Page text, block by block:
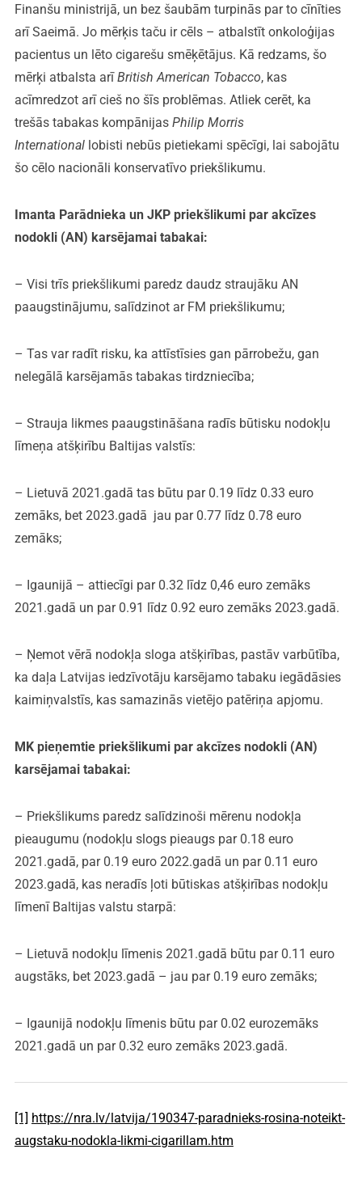
Finanšu ministrijā, un bez šaubām turpinās par to cīnīties
arī Saeimā. Jo mērķis taču ir cēls – atbalstīt onkoloģijas
pacientus un lēto cigarešu smēķētājus. Kā redzams, šo
mērķi atbalsta arīBritish American Tobacco, kas
acīmredzot arī cieš no šīs problēmas. Atliek cerēt, ka
trešās tabakas kompānijas Philip Morris
Internationallobisti nebūs pietiekami spēcīgi, lai sabojātu
šo cēlo nacionāli konservatīvo priekšlikumu.
Imanta Parādnieka un JKP priekšlikumi par akcīzes
nodokli (AN) karsējamai tabakai:
– Visi trīs priekšlikumi paredz daudz straujāku AN
paaugstinājumu, salīdzinot ar FM priekšlikumu;
– Tas var radīt risku, ka attīstīsies gan pārrobežu, gan
nelegālā karsējamās tabakas tirdzniecība;
– Strauja likmes paaugstināšana radīs būtisku nodokļu
līmeņa atšķirību Baltijas valstīs:
– Lietuvā 2021.gadā tas būtu par 0.19 līdz 0.33 euro
zemāks, bet 2023.gadā jau par 0.77 līdz 0.78 euro
zemāks;
– Igaunijā – attiecīgi par 0.32 līdz 0,46 euro zemāks
2021.gadā un par 0.91 līdz 0.92 euro zemāks 2023.gadā.
– Ņemot vērā nodokļa sloga atšķirības, pastāv varbūtība,
ka daļa Latvijas iedzīvotāju karsējamo tabaku iegādāsies
kaimiņvalstīs, kas samazinās vietējo patēriņa apjomu.
MK pieņemtie priekšlikumi par akcīzes nodokli (AN)
karsējamai tabakai:
– Priekšlikums paredz salīdzinoši mērenu nodokļa
pieaugumu (nodokļu slogs pieaugs par 0.18 euro
2021.gadā, par 0.19 euro 2022.gadā un par 0.11 euro
2023.gadā, kas neradīs ļoti būtiskas atšķirības nodokļu
līmenī Baltijas valstu starpā:
– Lietuvā nodokļu līmenis 2021.gadā būtu par 0.11 euro
augstāks, bet 2023.gadā – jau par 0.19 euro zemāks;
– Igaunijā nodokļu līmenis būtu par 0.02 eurozemāks
2021.gadā un par 0.32 euro zemāks 2023.gadā.
[1] https://nra.lv/latvija/190347-paradnieks-rosina-noteikt-
augstaku-nodokla-likmi-cigarillam.htm